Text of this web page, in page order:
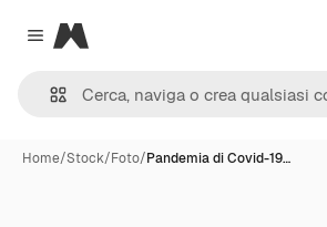
Close menu
Magnific
Home/Stock/Foto/Pandemia di Covid-19…